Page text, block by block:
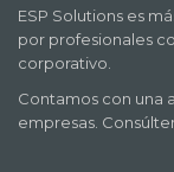
ESP Solutions es
por profesionales
corporativo.
Contamos con una
empresas.